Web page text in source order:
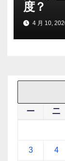
度？
4 月 10,
一 二
3 4